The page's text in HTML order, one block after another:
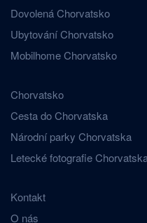
Dovolená Chorvatsko
Ubytování Chorvatsko
Mobilhome Chorvatsko
Chorvatsko
Cesta do Chorvatska
Národní parky Chorvatska
Letecké fotografie
Kontakt
O nás